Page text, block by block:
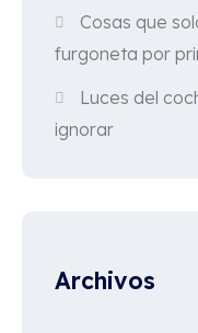
Cosas que
furgoneta por
Luces del
ignorar
Archivos